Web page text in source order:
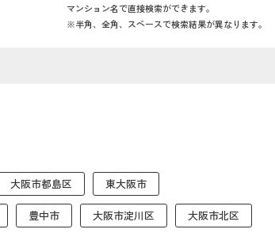
マンション名で直接検索ができます。
※半角、全角、スペースで検索結果が異なります。
大阪市都島区 東大阪市
豊中市 大阪市淀川区 大阪市北区